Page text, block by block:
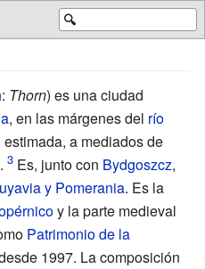
🔍
: Thorn) es una ciudad
, en las márgenes del río
a mediados de
Es, junto con Bydgoszcz,
y Pomerania. Es la
y la parte medieval
Patrimonio de la
1997. La composición